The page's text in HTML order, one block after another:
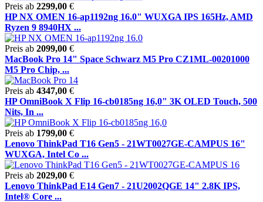
Preis ab 2299,00 €
HP NX OMEN 16-ap1192ng 16.0" WUXGA IPS 165Hz, AMD
Ryzen 9 8940HX ...
Preis ab 2099,00 €
MacBook Pro 14" Space Schwarz M5 Pro CZ1ML-00201000
M5 Pro Chip, ...
Preis ab 4347,00 €
HP OmniBook X Flip 16-cb0185ng 16,0" 3K OLED Touch, 500
Nits, In ...
Preis ab 1799,00 €
Lenovo ThinkPad T16 Gen5 - 21WT0027GE-CAMPUS 16"
WUXGA, Intel Co ...
Preis ab 2029,00 €
Lenovo ThinkPad E14 Gen7 - 21U2002QGE 14" 2.8K IPS,
Intel® Core ...